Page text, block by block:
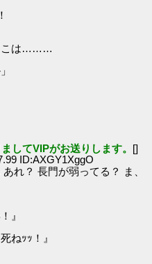
こは………
してVIPがお送りします。 []
ID:AXGY1XggO
れ？ 長門が弱ってる？ ま、
』
ねｯｯ！』